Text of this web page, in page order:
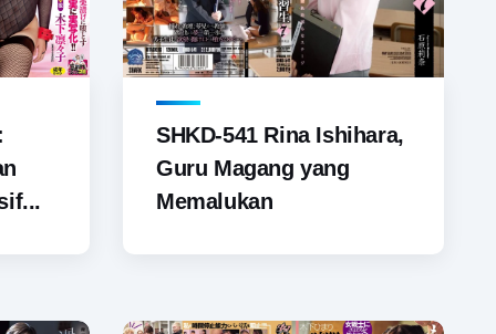
SHKD-541 Rina Ishihara,
Guru Magang yang
Memalukan